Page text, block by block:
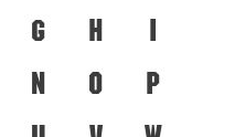
g h
i
n o
p